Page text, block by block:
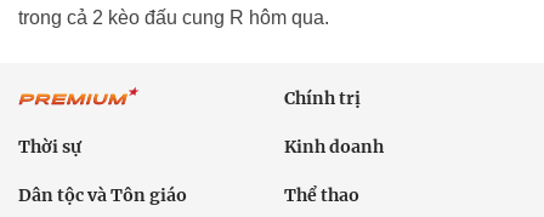
trong cả 2 kèo đấu cung R hôm qua.
Chính trị
Thời sự Kinh doanh
Dân tộc và Tôn giáo Thể thao